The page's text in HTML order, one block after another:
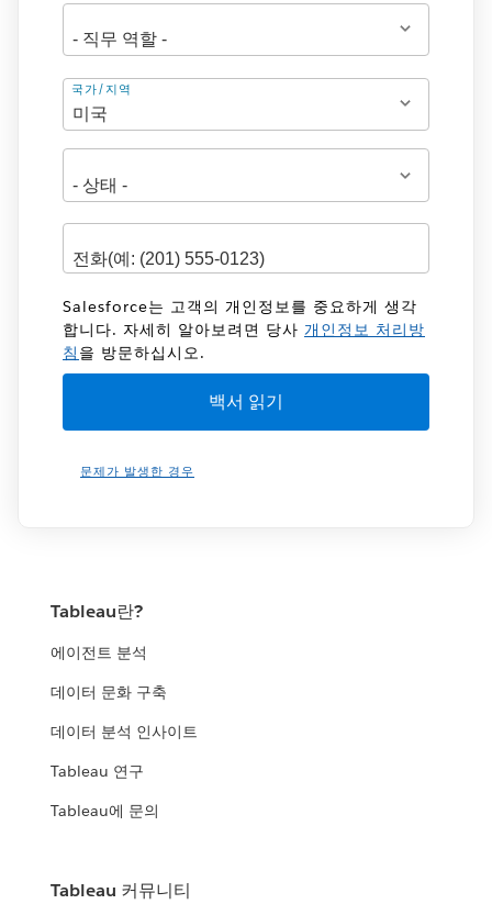
주
소
국가/지역
Salesforce는 고객의 개인정보를 중요하게 생각
합니다. 자세히 알아보려면 당사 개인정보 처리방
침 을 방문하십시오.
문제가 발생한 경우
Tableau란?
에이전트 분석
데이터 문화 구축
데이터 분석 인사이트
Tableau 연구
Tableau에 문의
Tableau 커뮤니티